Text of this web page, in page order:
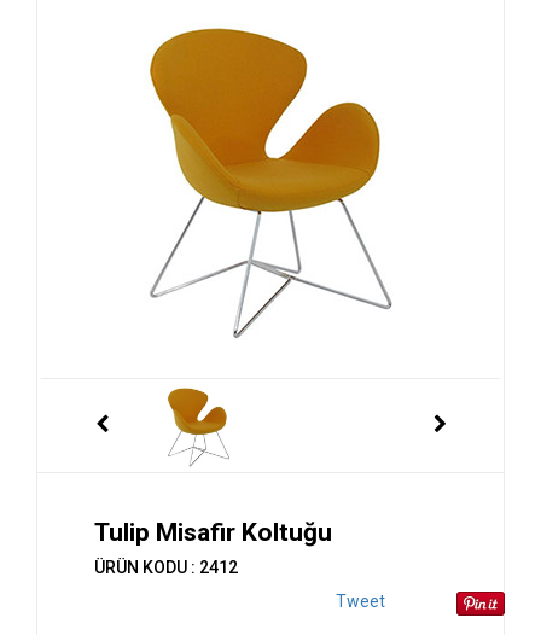
Tulip Misafir Koltuğu
ÜRÜN KODU : 2412
Tweet